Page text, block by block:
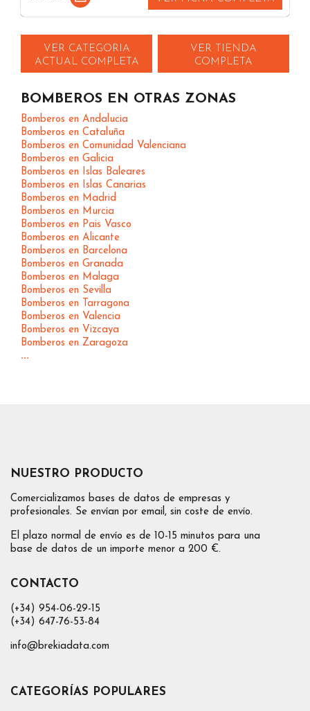
VER CATEGORIA
ACTUAL COMPLETA
VER TIENDA
COMPLETA
BOMBEROS EN OTRAS ZONAS
Bomberos en Andalucia
Bomberos en Cataluña
Bomberos en Comunidad Valenciana
Bomberos en Galicia
Bomberos en Islas Baleares
Bomberos en Islas Canarias
Bomberos en Madrid
Bomberos en Murcia
Bomberos en Pais Vasco
Bomberos en Alicante
Bomberos en Barcelona
Bomberos en Granada
Bomberos en Malaga
Bomberos en Sevilla
Bomberos en Tarragona
Bomberos en Valencia
Bomberos en Vizcaya
Bomberos en Zaragoza
...
NUESTRO PRODUCTO
Comercializamos bases de datos de empresas y
profesionales. Se envían por email, sin coste de envío.
El plazo normal de envío es de 10-15 minutos para una
base de datos de un importe menor a 200 €.
CONTACTO
(+34) 954-06-29-15
(+34) 647-76-53-84
info@brekiadata.com
CATEGORÍAS POPULARES